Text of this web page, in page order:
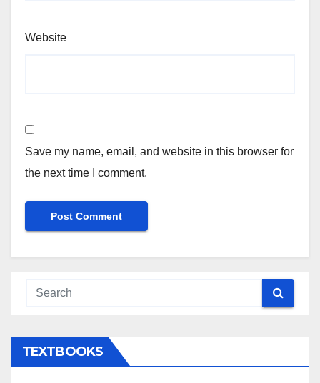
Website
Save my name, email, and website in this browser for
the next time I comment.
TEXTBOOKS